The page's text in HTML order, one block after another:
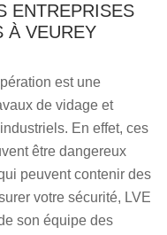
ENTREPRISES
À VEUREY
est une
de vidage et
En effet, ces
être dangereux
peuvent contenir des
votre sécurité, LVE
son équipe des